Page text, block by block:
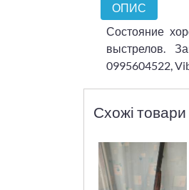
ОПИС
Состояние
выстрелов.
0995604522,
Схожі товари